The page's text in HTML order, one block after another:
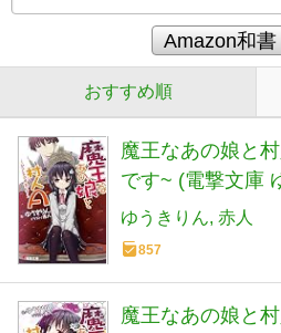
おすすめ順
魔王なあの娘と
です~ (電撃文庫
ゆうきりん 赤人
857
魔王なあの娘と